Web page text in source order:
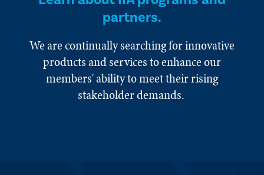
partners.
We are continually searching for innovative
products and services to enhance our
members' ability to meet their rising
stakeholder demands.